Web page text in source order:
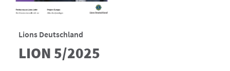
Lions Deutschland
LION 5/2025